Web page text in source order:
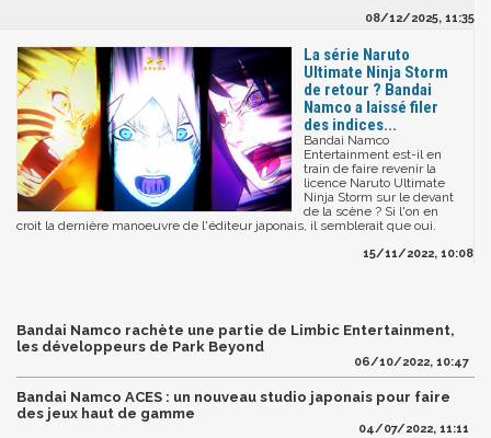
08/12/2025, 11:35
La série Naruto
Ultimate Ninja Storm
de retour ? Bandai
Namco a laissé filer
des indices...
Bandai Namco
Entertainment est-il en
train de faire revenir la
licence Naruto Ultimate
Ninja Storm sur le devant
de la scène ? Si l'on en
croit la dernière manoeuvre de l'éditeur japonais, il semblerait que oui.
15/11/2022, 10:08
Bandai Namco rachète une partie de Limbic Entertainment,
les développeurs de Park Beyond
06/10/2022, 10:47
Bandai Namco ACES : un nouveau studio japonais pour faire
des jeux haut de gamme
04/07/2022, 11:11